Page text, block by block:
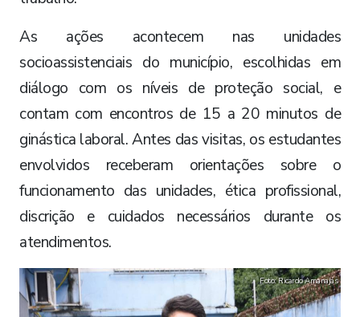
As ações acontecem nas unidades
socioassistenciais do município, escolhidas em
diálogo com os níveis de proteção social, e
contam com encontros de 15 a 20 minutos de
ginástica laboral. Antes das visitas, os estudantes
envolvidos receberam orientações sobre o
funcionamento das unidades, ética profissional,
discrição e cuidados necessários durante os
atendimentos.
Foto: Ricardo Amanajás